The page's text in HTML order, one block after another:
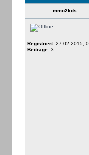
mmo2kds
Registriert:27.02.2015,
Beiträge:3